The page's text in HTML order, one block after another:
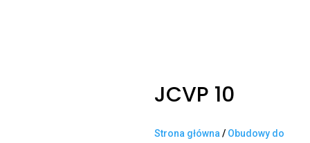
JCVP 10
Strona główna / Obudowy do